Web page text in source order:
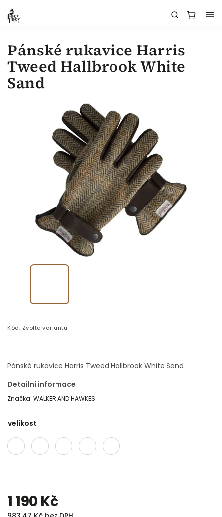
Pánské rukavice Harris
Tweed Hallbrook White
Sand
Kód: Zvolte variantu
Pánské rukavice Harris Tweed Hallbrook White Sand
Detailní informace
Značka: WALKER AND HAWKES
velikost
1 190 Kč